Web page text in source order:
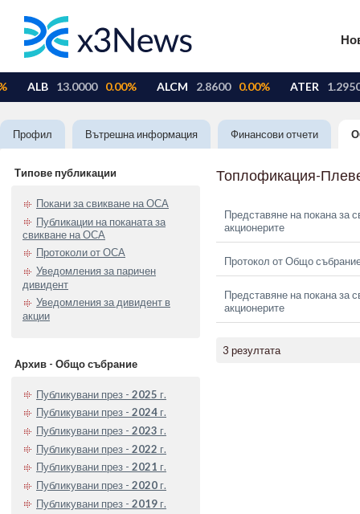
Профил Вътрешна информация Финансови отчети
Типове публикации
Покани за свикване на ОСА
Публикации на поканата за
свикване на ОСА
Протоколи от ОСА
Уведомления за паричен
дивидент
Уведомления за дивидент в
акции
Архив - Общо събрание
Публикувани през - 2025 г.
Публикувани през - 2024 г.
Публикувани през - 2023 г.
Публикувани през - 2022 г.
Публикувани през - 2021 г.
Публикувани през - 2020 г.
Публикувани през - 2019 г.
Топлофикация-
Представяне на покана за
акционерите
Протокол от Общо
Представяне на покана за
акционерите
3 резултата